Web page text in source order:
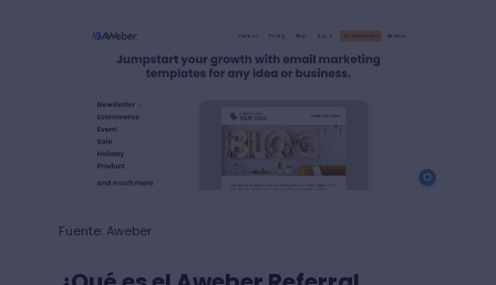
Fuente: Aweber